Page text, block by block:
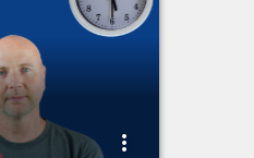
more_vert